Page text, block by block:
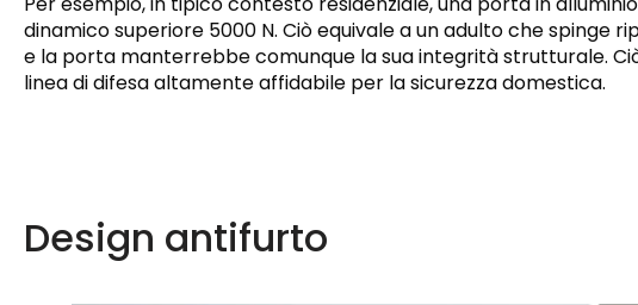
dinamico superiore 5000 N. Ciò equivale a un adulto che spinge
e la porta manterrebbe comunque la sua integrità strutturale.
linea di difesa altamente affidabile per la sicurezza domestica.
Design antifurto